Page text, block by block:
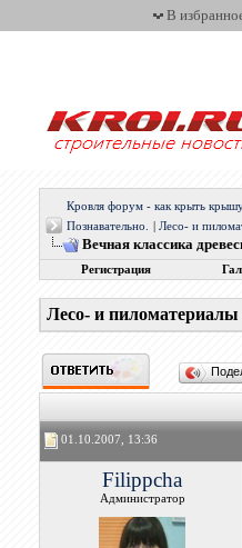
В
Кровля форум - как крыть
Познавательно.
Лесо- и
Вечная классика
Регистрация
Лесо- и пиломатериалы
01.10.2007, 13:36
Filippcha
Администратор